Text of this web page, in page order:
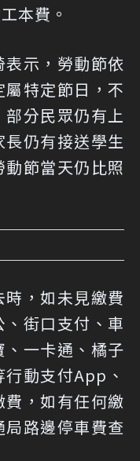
本費。
示，勞動節依
特定節日，不
分民眾仍有上
仍有接送學生
動節當天仍比照
，如未見繳費
街口支付、車
一卡通、橘子
動支付App、
，如有任何繳
路邊停車費查